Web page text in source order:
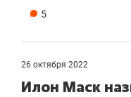
5
26 октября 2022
Илон Маск